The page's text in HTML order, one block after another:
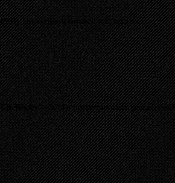
посмотреть которое вы сможете
(2014), посмотреть которое вы